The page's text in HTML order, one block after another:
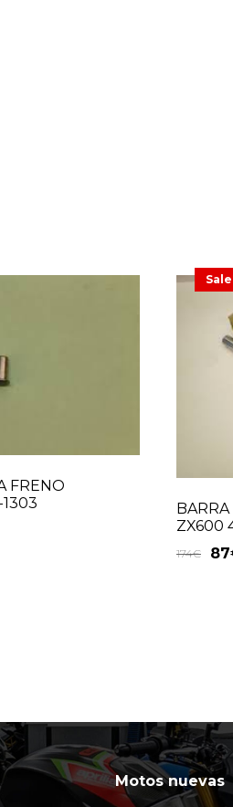
FRENO
ZX600
174€ 87
Motos nuevas